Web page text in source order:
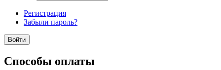
Регистрация
Забыли пароль?
Способы оплаты